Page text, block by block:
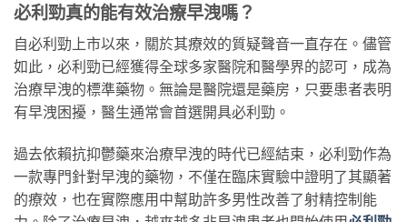
必利勁真的能有效治療早洩嗎？
自必利勁上市以來，關於其療效的質疑聲音一直存在。儘管
如此，必利勁已經獲得全球多家醫院和醫學界的認可，成為
治療早洩的標準藥物。無論是醫院還是藥房，只要患者表明
有早洩困擾，醫生通常會首選開具必利勁。
過去依賴抗抑鬱藥來治療早洩的時代已經結束，必利勁作為
一款專門針對早洩的藥物，不僅在臨床實驗中證明了其顯著
的療效，也在實際應用中幫助許多男性改善了射精控制能